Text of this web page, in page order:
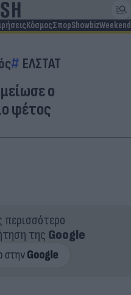
ΚόσμοςΣπορShowbizWeekend
ΕΛΣΤΑΤ
ο
φέτος
περισσότερο
της Google